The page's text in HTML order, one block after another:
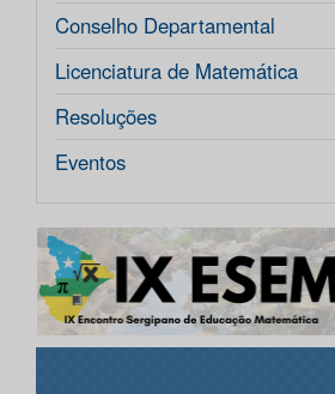
Conselho Departamental
Licenciatura de Matemática
Resoluções
Eventos